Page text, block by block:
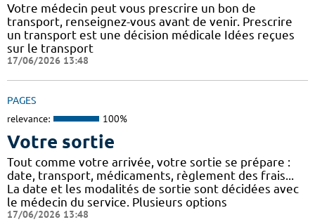
Votre médecin peut vous prescrire un bon de
transport, renseignez-vous avant de venir. Prescrire
un transport est une décision médicale Idées reçues
sur le transport
17/06/2026 13:48
PAGES
relevance: 100%
Votre sortie
Tout comme votre arrivée, votre sortie se prépare :
date, transport, médicaments, règlement des frais...
La date et les modalités de sortie sont décidées avec
le médecin du service. Plusieurs options
17/06/2026 13:48